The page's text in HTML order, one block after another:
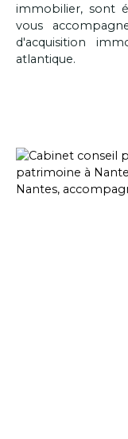
immobilier, sont
vous
d'acquisition
atlantique.